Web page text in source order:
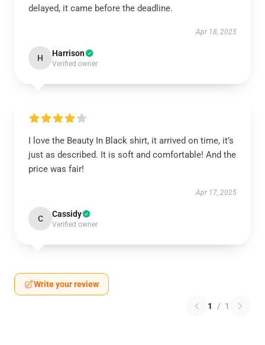
delayed, it came before the deadline.
Apr 18, 2025
H Harrison
Verified owner
I love the Beauty In Black shirt, it arrived on time, it’s
just as described. It is soft and comfortable! And the
price was fair!
Apr 17, 2025
C Cassidy
Verified owner
Write your review
1 / 1